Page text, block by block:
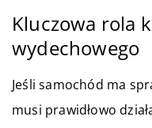
Kluczowa rola
wydechowego
Jeśli samochód ma
musi prawidłowo